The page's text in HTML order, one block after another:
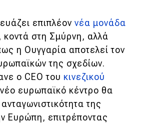
επιπλέον νέα μονάδα
, κοντά στη Σμύρνη, αλλά
η Ουγγαρία αποτελεί τον
της σχεδίων.
ο CEO του κινεζικού
ευρωπαϊκό κέντρο θα
της
Ευρώπη, επιτρέποντας